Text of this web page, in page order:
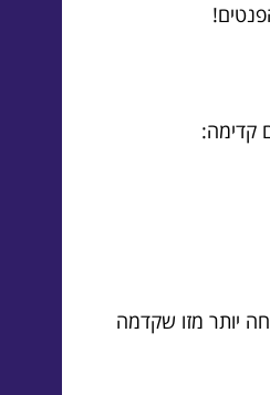
קדימה:
יותר מזו שקדמה